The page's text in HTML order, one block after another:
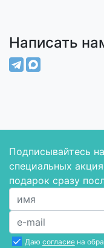
Написать
Подписывайтесь
специальных
подарок сразу
Даю согласиена